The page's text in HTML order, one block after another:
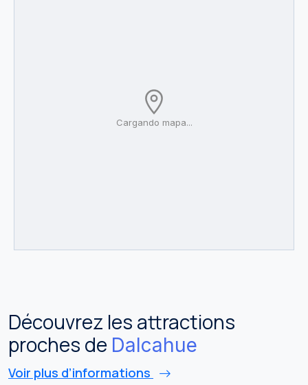
Cargando mapa...
Découvrez les attractions
proches de Dalcahue
Voir plus d’informations